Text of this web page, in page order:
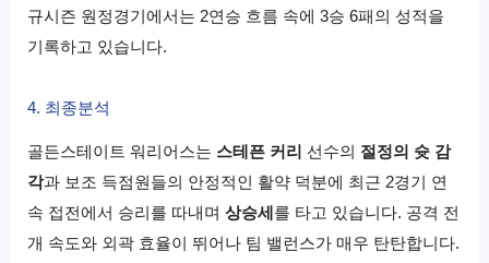
규시즌 원정경기에서는 2연승 흐름 속에 3승 6패의 성적을
기록하고 있습니다.
4. 최종분석
골든스테이트 워리어스는 스테픈 커리 선수의 절정의 슛 감
각과 보조 득점원들의 안정적인 활약 덕분에 최근 2경기 연
속 접전에서 승리를 따내며상승세 를 타고 있습니다. 공격 전
개 속도와 외곽 효율이 뛰어나 팀 밸런스가 매우 탄탄합니다.